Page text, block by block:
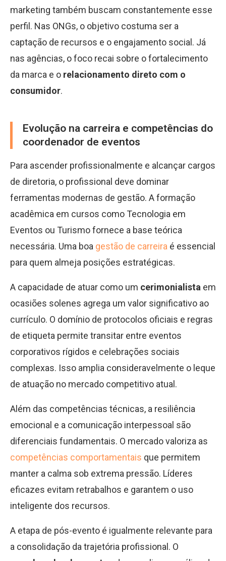
marketing também buscam constantemente esse
perfil. Nas ONGs, o objetivo costuma ser a
captação de recursos e o engajamento social. Já
nas agências, o foco recai sobre o fortalecimento
da marca e o relacionamento direto com o
consumidor.
Evolução na carreira e competências do
coordenador de eventos
Para ascender profissionalmente e alcançar cargos
de diretoria, o profissional deve dominar
ferramentas modernas de gestão. A formação
acadêmica em cursos como Tecnologia em
Eventos ou Turismo fornece a base teórica
necessária. Uma boa gestão de carreira é essencial
para quem almeja posições estratégicas.
A capacidade de atuar como um cerimonialista em
ocasiões solenes agrega um valor significativo ao
currículo. O domínio de protocolos oficiais e regras
de etiqueta permite transitar entre eventos
corporativos rígidos e celebrações sociais
complexas. Isso amplia consideravelmente o leque
de atuação no mercado competitivo atual.
Além das competências técnicas, a resiliência
emocional e a comunicação interpessoal são
diferenciais fundamentais. O mercado valoriza as
competências comportamentais que permitem
manter a calma sob extrema pressão. Líderes
eficazes evitam retrabalhos e garantem o uso
inteligente dos recursos.
A etapa de pós-evento é igualmente relevante para
a consolidação da trajetória profissional. O